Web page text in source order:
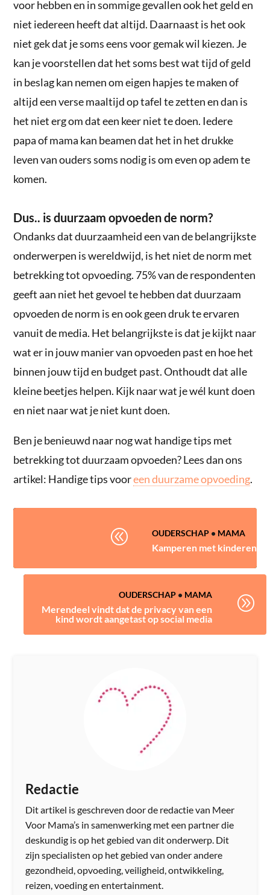
voor hebben en in sommige gevallen ook het geld en
niet iedereen heeft dat altijd. Daarnaast is het ook
niet gek dat je soms eens voor gemak wil kiezen. Je
kan je voorstellen dat het soms best wat tijd of geld
in beslag kan nemen om eigen hapjes te maken of
altijd een verse maaltijd op tafel te zetten en dan is
het niet erg om dat een keer niet te doen. Iedere
papa of mama kan beamen dat het in het drukke
leven van ouders soms nodig is om even op adem te
komen.
Dus.. is duurzaam opvoeden de norm?
Ondanks dat duurzaamheid een van de belangrijkste
onderwerpen is wereldwijd, is het niet de norm met
betrekking tot opvoeding. 75% van de respondenten
geeft aan niet het gevoel te hebben dat duurzaam
opvoeden de norm is en ook geen druk te ervaren
vanuit de media. Het belangrijkste is dat je kijkt naar
wat er in jouw manier van opvoeden past en hoe het
binnen jouw tijd en budget past. Onthoudt dat alle
kleine beetjes helpen. Kijk naar wat je wél kunt doen
en niet naar wat je niet kunt doen.
Ben je benieuwd naar nog wat handige tips met
betrekking tot duurzaam opvoeden? Lees dan ons
artikel: Handige tips vooreen duurzame opvoeding.
@ OUDERSCHAP• MAMA
Kamperen met kinderen
OUDERSCHAP• MAMA
Merendeel vindt dat de privacy van een
kind wordt aangetast op social media
A
Redactie
Dit artikel is geschreven door de redactie van Meer
Voor Mama’s in samenwerking met een partner die
deskundig is op het gebied van dit onderwerp. Dit
zijn specialisten op het gebied van onder andere
gezondheid, opvoeding, veiligheid, ontwikkeling,
reizen, voeding en entertainment.